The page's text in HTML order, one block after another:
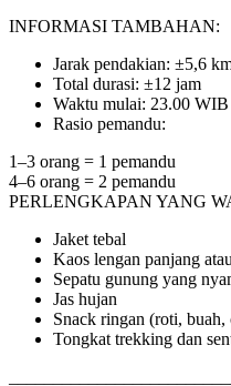
INFORMASI TAMBAHAN:
Jarak pendakian: ±5,6
Total durasi: ±12 jam
Waktu mulai: 23.00 WIB
Rasio pemandu:
1–3 orang = 1 pemandu
4–6 orang = 2 pemandu
PERLENGKAPAN YANG
Jaket tebal
Kaos lengan panjang
Sepatu gunung yang
Jas hujan
Snack ringan (roti, buah,
Tongkat trekking dan